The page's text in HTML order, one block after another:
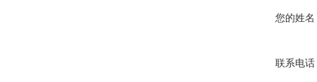
您的姓名
联系电话